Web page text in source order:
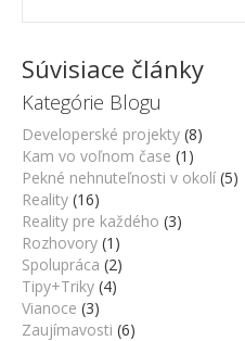
Súvisiace články
Kategórie Blogu
Developerské projekty (8)
Kam vo voľnom čase (1)
Pekné nehnuteľnosti v okolí (5)
Reality (16)
Reality pre každého (3)
Rozhovory (1)
Spolupráca (2)
Tipy+Triky (4)
Vianoce (3)
Zaujímavosti (6)